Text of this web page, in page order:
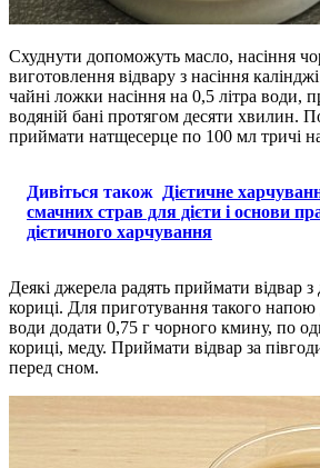
Схуднути допоможуть масло, насіння
виготовлення відвару з насіння
чайні ложки насіння на 0,5 літра води,
водяній бані протягом десяти хвилин.
приймати натщесерце по 100 мл тричі
Дивіться також Дієтичне
смачних страв для дієти і основи
дієтичного харчування
Деякі джерела радять приймати відвар
кориці. Для приготування такого напою
води додати 0,75 г чорного кмину, по
кориці, меду. Приймати відвар за
перед сном.